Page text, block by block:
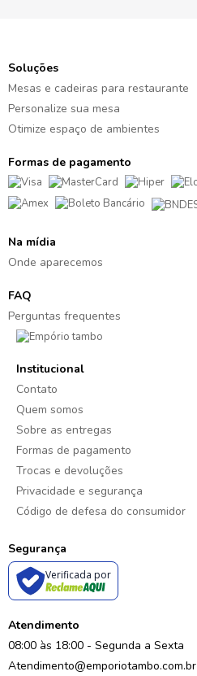
Soluções
Mesas e cadeiras para restaurante
Personalize sua mesa
Otimize espaço de ambientes
Formas de pagamento
Na mídia
Onde aparecemos
FAQ
Perguntas frequentes
Institucional
Contato
Quem somos
Sobre as entregas
Formas de pagamento
Trocas e devoluções
Privacidade e segurança
Código de defesa do consumidor
Segurança
Verificada por
Atendimento
08:00 às 18:00 - Segunda a Sexta
Atendimento@emporiotambo.com.br